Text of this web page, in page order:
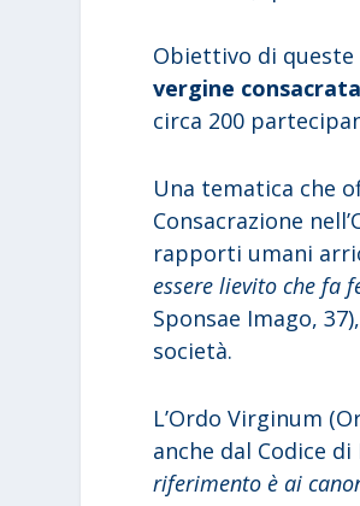
Obiettivo di
vergine
circa 200
Una tematica che
Consacrazione
rapporti umani
essere lievito che fa
Sponsae Imago,
società.
L’Ordo Virginum
anche dal Codice
riferimento è ai